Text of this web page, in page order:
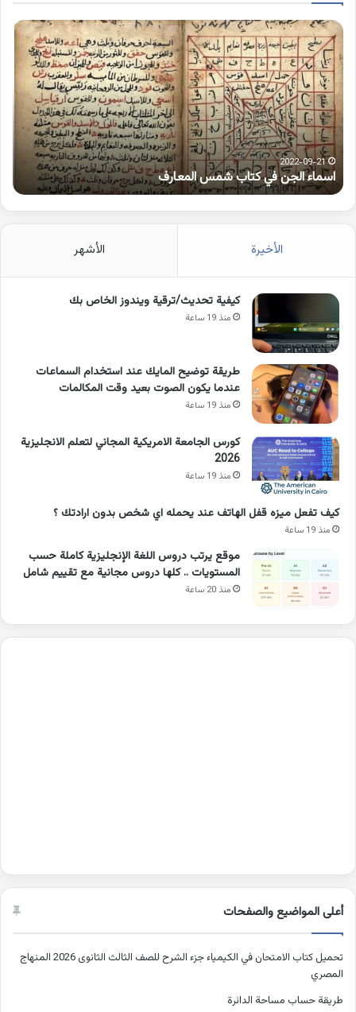
اسماء
الجن
في
كتاب
شمس
المعارف
2022-09-21
اسماء الجن في كتاب شمس المعارف
الأخيرة الأشهر
كيفية تحديث/ترقية ويندوز الخاص بك
منذ 19 ساعة
طريقة توضيح المايك عند استخدام السماعات
عندما يكون الصوت بعيد وقت المكالمات
منذ 19 ساعة
كورس الجامعة الامريكية المجاني لتعلم الانجليزية
2026
منذ 19 ساعة
كيف تفعل ميزه قفل الهاتف عند يحمله اي شخص بدون ارادتك ؟
منذ 19 ساعة
موقع يرتب دروس اللغة الإنجليزية كاملة حسب
المستويات .. كلها دروس مجانية مع تقييم شامل
منذ 20 ساعة
أعلى المواضيع والصفحات
تحميل كتاب الامتحان في الكيمياء جزء الشرح للصف الثالث الثانوى 2026 المنهاج
المصري
طريقة حساب مساحة الدائرة